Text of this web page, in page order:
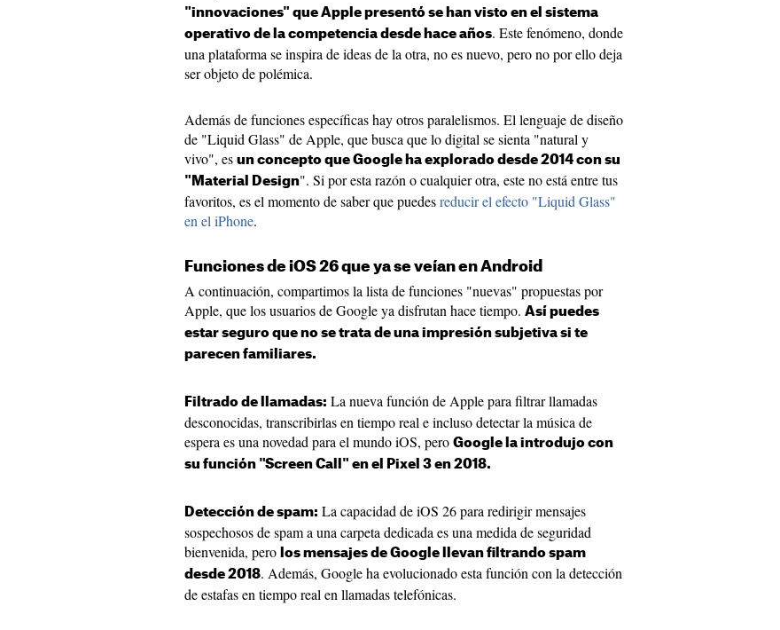
"innovaciones" que Apple presentó se han visto en el sistema
operativo de la competencia desde hace años. Este fenómeno, donde
una plataforma se inspira de ideas de la otra, no es nuevo, pero no por ello deja
ser objeto de polémica.
Además de funciones específicas hay otros paralelismos. El lenguaje de diseño
de "Liquid Glass" de Apple, que busca que lo digital se sienta "natural y
vivo", es un concepto que Google ha explorado desde 2014 con su
"Material Design". Si por esta razón o cualquier otra, este no está entre tus
favoritos, es el momento de saber que puedesreducir el efecto "Liquid Glass"
en el iPhone.
Funciones de iOS 26 que ya se veían en Android
A continuación, compartimos la lista de funciones "nuevas" propuestas por
Apple, que los usuarios de Google ya disfrutan hace tiempo. Así puedes
estar seguro que no se trata de una impresión subjetiva si te
parecen familiares.
Filtrado de llamadas: La nueva función de Apple para filtrar llamadas
desconocidas, transcribirlas en tiempo real e incluso detectar la música de
espera es una novedad para el mundo iOS, pero Google la introdujo con
su función "Screen Call" en el Pixel 3 en 2018.
Detección de spam: La capacidad de iOS 26 para redirigir mensajes
sospechosos de spam a una carpeta dedicada es una medida de seguridad
bienvenida, pero los mensajes de Google llevan filtrando spam
desde 2018. Además, Google ha evolucionado esta función con la detección
de estafas en tiempo real en llamadas telefónicas.